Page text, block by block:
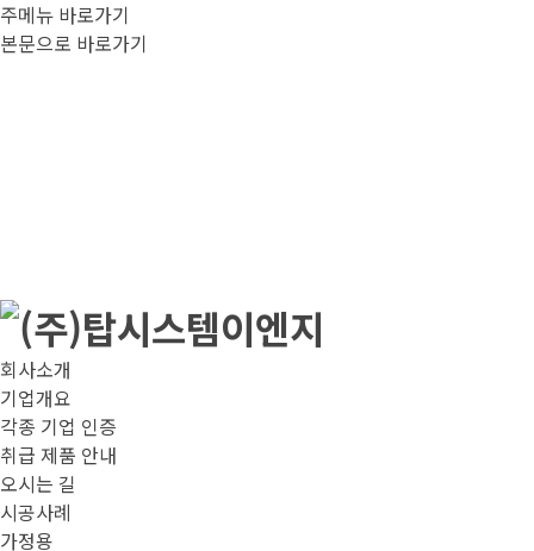
주메뉴 바로가기
본문으로 바로가기
회사소개
기업개요
각종 기업 인증
취급 제품 안내
오시는 길
시공사례
가정용